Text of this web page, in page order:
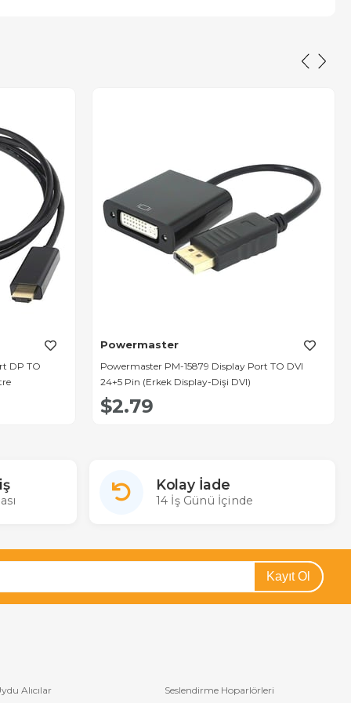
DP TO
Powermaster
Powermaster PM-15879 Display Port TO DVI
24+5 Pin (Erkek Display-Dişi DVI)
$2.79
Kolay İade
14 İş Günü İçinde
Kayıt Ol
Alıcılar
Seslendirme Hoparlörleri